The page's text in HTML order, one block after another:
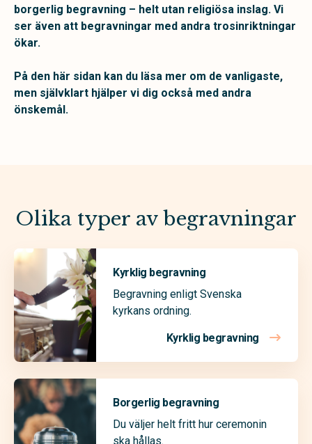
borgerlig begravning – helt utan religiösa inslag. Vi
ser även att begravningar med andra trosinriktningar
ökar.
På den här sidan kan du läsa mer om de vanligaste,
men självklart hjälper vi dig också med andra
önskemål.
Olika typer av begravningar
Kyrklig begravning
Begravning enligt Svenska
kyrkans ordning.
Kyrklig begravning
Borgerlig begravning
Du väljer helt fritt hur ceremonin
ska hållas.